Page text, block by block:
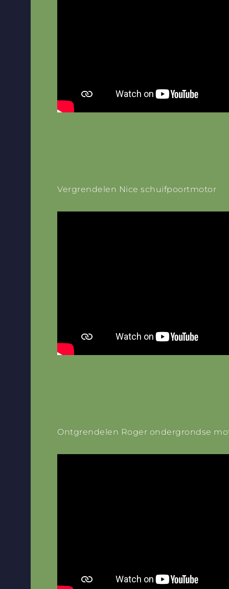
Vergrendelen Nice schuifpoortmotor
Ontgrendelen Roger ondergrondse